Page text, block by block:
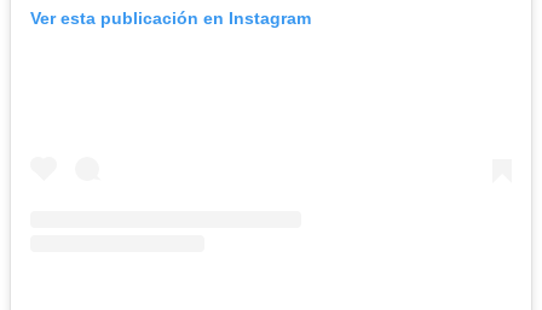
Ver esta publicación en Instagram